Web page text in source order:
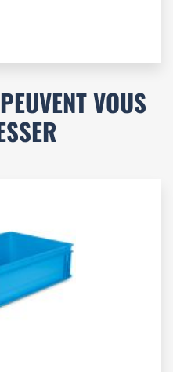
VOUS